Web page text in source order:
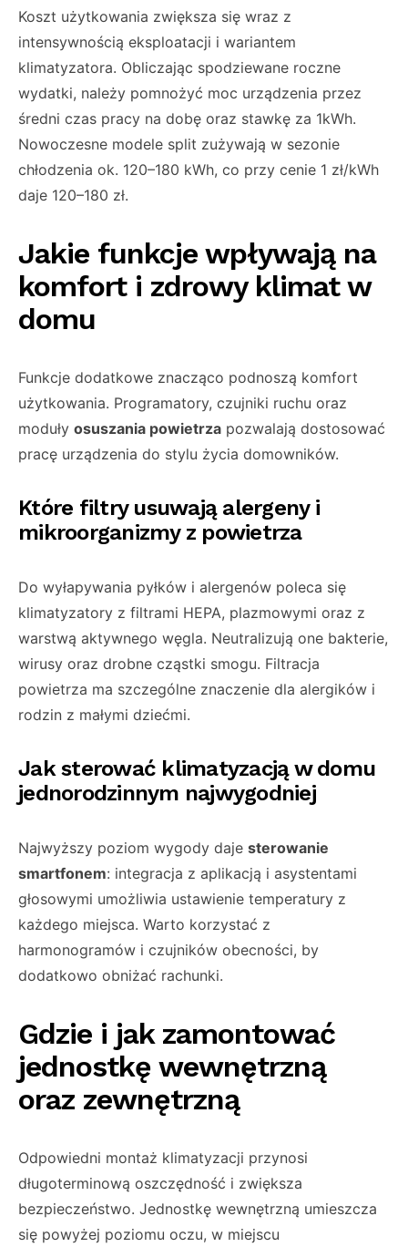
Koszt użytkowania zwiększa się wraz z
intensywnością eksploatacji i wariantem
klimatyzatora. Obliczając spodziewane roczne
wydatki, należy pomnożyć moc urządzenia przez
średni czas pracy na dobę oraz stawkę za 1kWh.
Nowoczesne modele split zużywają w sezonie
chłodzenia ok. 120–180 kWh, co przy cenie 1 zł/kWh
daje 120–180 zł.
Jakie funkcje wpływają na
komfort i zdrowy klimat w
domu
Funkcje dodatkowe znacząco podnoszą komfort
użytkowania. Programatory, czujniki ruchu oraz
moduły osuszania powietrza pozwalają dostosować
pracę urządzenia do stylu życia domowników.
Które filtry usuwają alergeny i
mikroorganizmy z powietrza
Do wyłapywania pyłków i alergenów poleca się
klimatyzatory z filtrami HEPA, plazmowymi oraz z
warstwą aktywnego węgla. Neutralizują one bakterie,
wirusy oraz drobne cząstki smogu. Filtracja
powietrza ma szczególne znaczenie dla alergików i
rodzin z małymi dziećmi.
Jak sterować klimatyzacją w domu
jednorodzinnym najwygodniej
Najwyższy poziom wygody daje sterowanie
smartfonem: integracja z aplikacją i asystentami
głosowymi umożliwia ustawienie temperatury z
każdego miejsca. Warto korzystać z
harmonogramów i czujników obecności, by
dodatkowo obniżać rachunki.
Gdzie i jak zamontować
jednostkę wewnętrzną
oraz zewnętrzną
Odpowiedni montaż klimatyzacji przynosi
długoterminową oszczędność i zwiększa
bezpieczeństwo. Jednostkę wewnętrzną umieszcza
się powyżej poziomu oczu, w miejscu